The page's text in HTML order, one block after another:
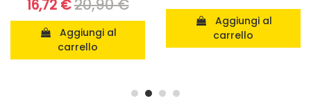
Aggiungi al
carrello
carrello